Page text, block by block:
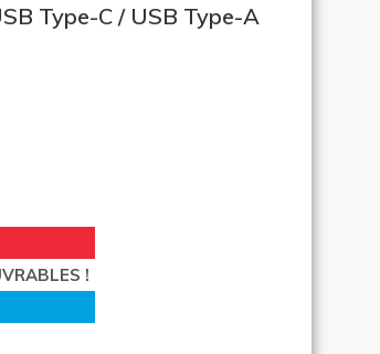
Type-C / USB Type-A
!